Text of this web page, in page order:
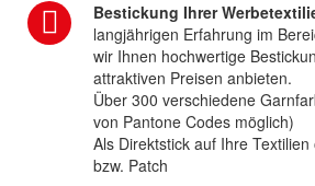
Bestickung Ihrer
langjährigen Erfahrung im
wir Ihnen hochwertige
attraktiven Preisen anbieten.
Über 300 verschiedene
von Pantone Codes möglich)
Als Direktstick auf Ihre
bzw. Patch